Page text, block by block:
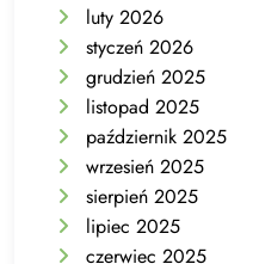
luty 2026
styczeń 2026
grudzień 2025
listopad 2025
październik 2025
wrzesień 2025
sierpień 2025
lipiec 2025
czerwiec 2025